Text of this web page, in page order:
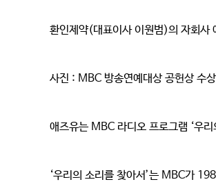
환인제약(대표이사 이원범)의 자회사
사진 : MBC 방송연예대상 공헌상 수
애즈유는 MBC 라디오 프로그램 ‘우
‘우리의 소리를 찾아서’는 MBC가